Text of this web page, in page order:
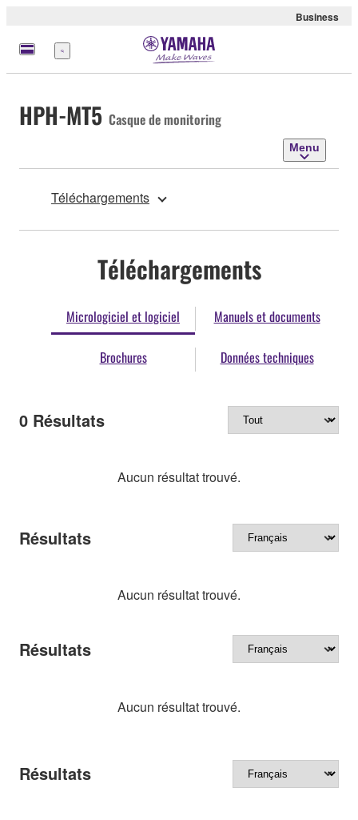
Business
Menu
HPH-MT5 Casque de monitoring
Menu
Téléchargements
Téléchargements
Micrologiciel et logiciel Manuels et documents
Brochures Données techniques
0 Résultats
Aucun résultat trouvé.
Résultats
Aucun résultat trouvé.
Résultats
Aucun résultat trouvé.
Résultats